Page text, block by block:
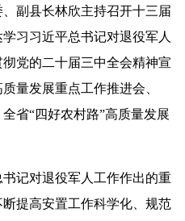
副县长林欣主持召开十三届
习习近平总书记对退役军人
党的二十届三中全会精神宣
量发展重点工作推进会、
省“四好农村路”高质量发展
记对退役军人工作作出的重
提高安置工作科学化、规范